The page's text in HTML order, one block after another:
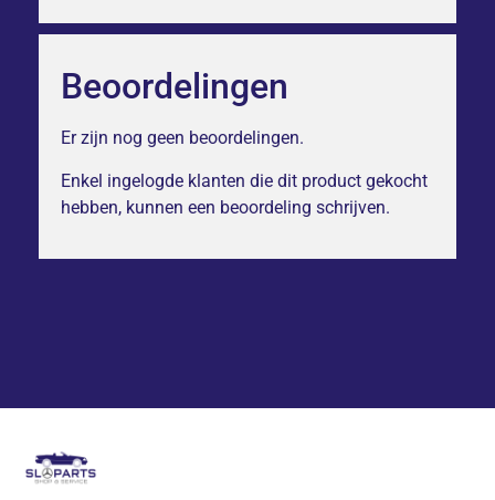
Beoordelingen
Er zijn nog geen beoordelingen.
Enkel ingelogde klanten die dit product gekocht
hebben, kunnen een beoordeling schrijven.